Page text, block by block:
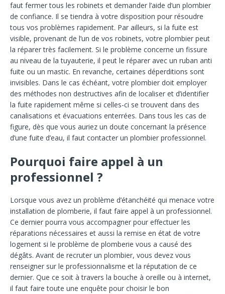
faut fermer tous les robinets et demander l’aide d’un plombier
de confiance. Il se tiendra à votre disposition pour résoudre
tous vos problèmes rapidement. Par ailleurs, si la fuite est
visible, provenant de l’un de vos robinets, votre plombier peut
la réparer très facilement. Si le problème concerne un fissure
au niveau de la tuyauterie, il peut le réparer avec un ruban anti
fuite ou un mastic. En revanche, certaines déperditions sont
invisibles. Dans le cas échéant, votre plombier doit employer
des méthodes non destructives afin de localiser et d’identifier
la fuite rapidement même si celles-ci se trouvent dans des
canalisations et évacuations enterrées. Dans tous les cas de
figure, dès que vous auriez un doute concernant la présence
d’une fuite d’eau, il faut contacter un plombier professionnel.
Pourquoi faire appel à un
professionnel ?
Lorsque vous avez un problème d’étanchéité qui menace votre
installation de plomberie, il faut faire appel à un professionnel.
Ce dernier pourra vous accompagner pour effectuer les
réparations nécessaires et aussi la remise en état de votre
logement si le problème de plomberie vous a causé des
dégâts. Avant de recruter un plombier, vous devez vous
renseigner sur le professionnalisme et la réputation de ce
dernier. Que ce soit à travers la bouche à oreille ou à internet,
il faut faire toute une enquête pour choisir le bon